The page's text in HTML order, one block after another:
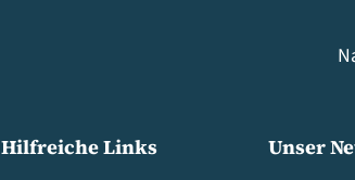
Hilfreiche Links
Unser